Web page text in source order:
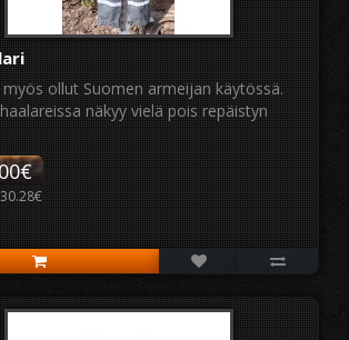
ollut Suomen armeijan käytössä.
näkyy vielä pois repäistyn